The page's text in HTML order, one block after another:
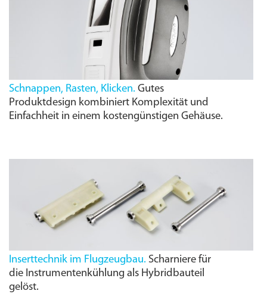
Schnappen, Rasten, Klicken. Gutes
Produktdesign kombiniert Komplexität und
Einfachheit in einem kostengünstigen Gehäuse.
Inserttechnik im Flugzeugbau. Scharniere für
die Instrumentenkühlung als Hybridbauteil
gelöst.